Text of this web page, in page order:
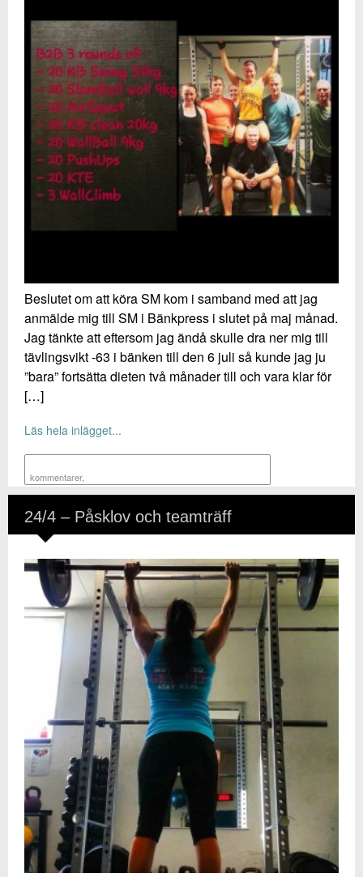
Beslutet om att köra SM kom i samband med att jag
anmälde mig till SM i Bänkpress i slutet på maj månad.
Jag tänkte att eftersom jag ändå skulle dra ner mig till
tävlingsvikt -63 i bänken till den 6 juli så kunde jag ju
”bara” fortsätta dieten två månader till och vara klar för
[…]
Läs hela inlägget...
kommentarer,
24/4 – Påsklov och teamträff